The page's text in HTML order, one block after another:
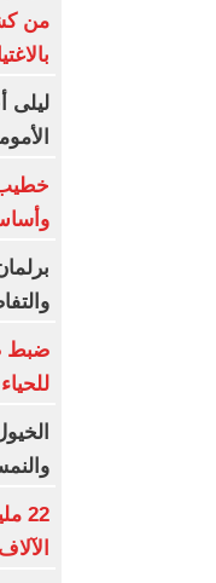
من
ليلى
خطيب
ضبط
22